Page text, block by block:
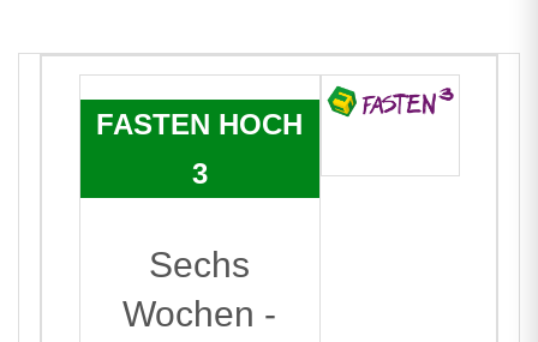
FASTEN HOCH
3
Sechs
Wochen -